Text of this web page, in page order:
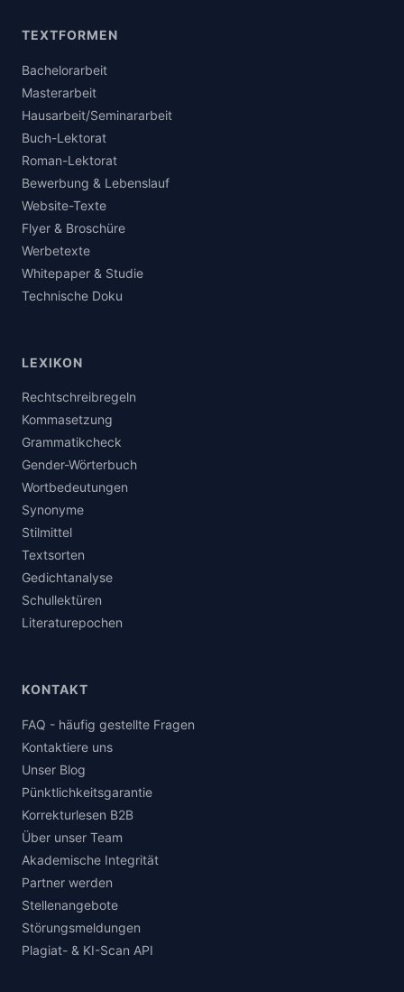
TEXTFORMEN
Bachelorarbeit
Masterarbeit
Hausarbeit/Seminararbeit
Buch-Lektorat
Roman-Lektorat
Bewerbung & Lebenslauf
Website-Texte
Flyer & Broschüre
Werbetexte
Whitepaper & Studie
Technische Doku
LEXIKON
Rechtschreibregeln
Kommasetzung
Grammatikcheck
Gender-Wörterbuch
Wortbedeutungen
Synonyme
Stilmittel
Textsorten
Gedichtanalyse
Schullektüren
Literaturepochen
KONTAKT
FAQ - häufig gestellte Fragen
Kontaktiere uns
Unser Blog
Pünktlichkeitsgarantie
Korrekturlesen B2B
Über unser Team
Akademische Integrität
Partner werden
Stellenangebote
Störungsmeldungen
Plagiat- & KI-Scan API